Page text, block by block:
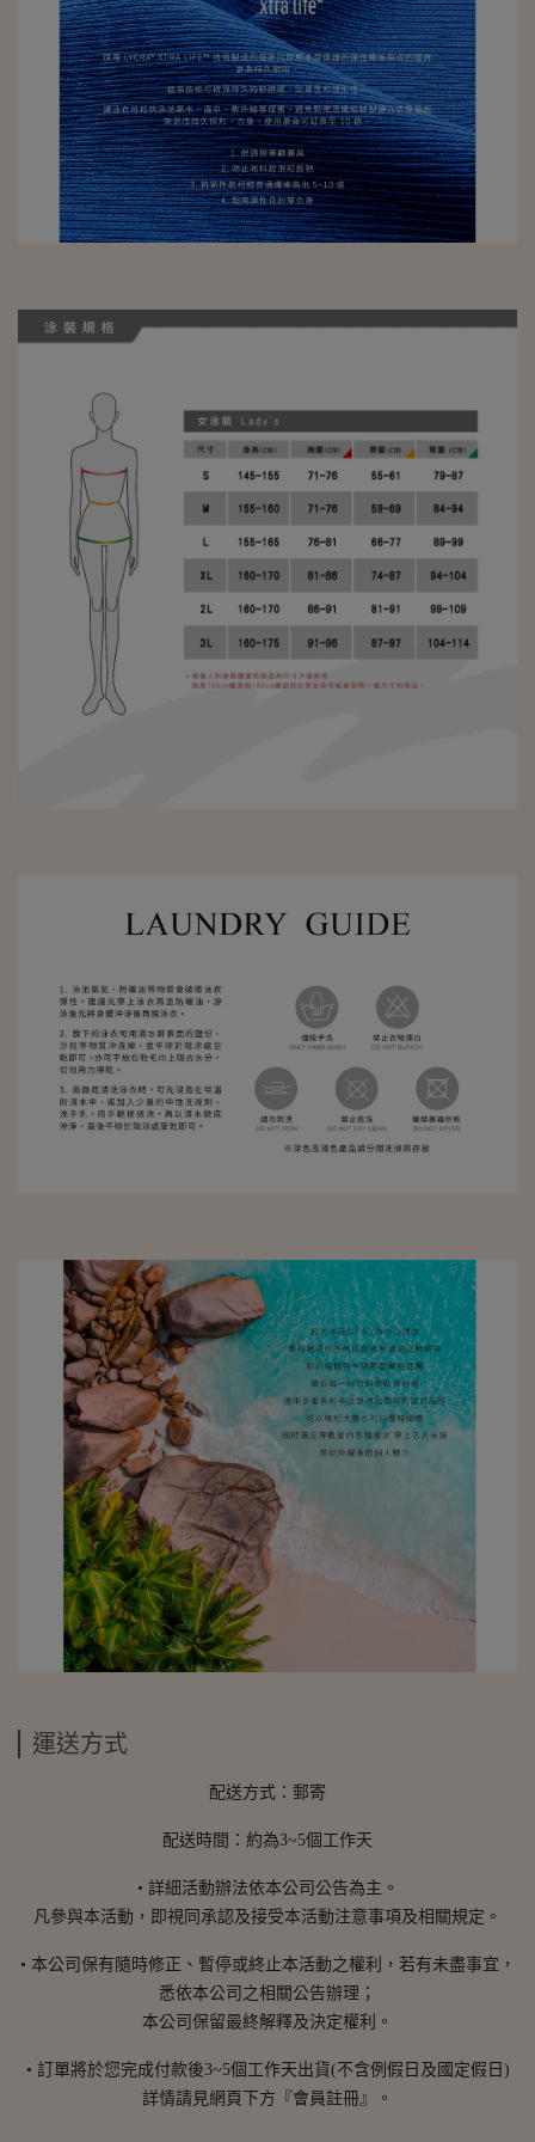
運送方式
配送方式：郵寄
配送時間：約為3~5個工作天
• 詳細活動辦法依本公司公告為主。
凡參與本活動，即視同承認及接受本活動注意事項及相關規定。
• 本公司保有隨時修正、暫停或終止本活動之權利，若有未盡事宜，
悉依本公司之相關公告辦理；
本公司保留最終解釋及決定權利。
• 訂單將於您完成付款後3~5個工作天出貨(不含例假日及國定假日)
詳情請見網頁下方『會員註冊』。